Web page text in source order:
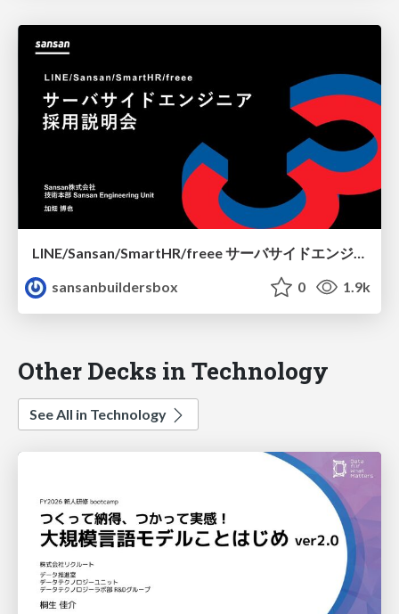
LINE/Sansan/SmartHR/freee サーバサイドエンジニア 採用説明会
sansanbuildersbox
0 1.9k
Other Decks in Technology
See All in Technology